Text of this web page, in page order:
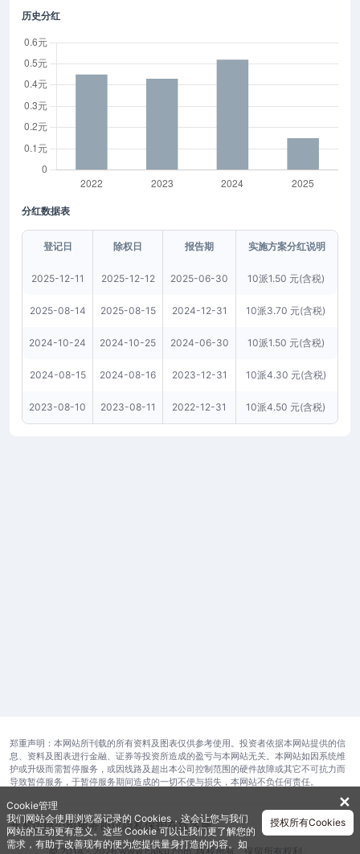
历史分红
分红数据表
登记日 除权日 报告期 实施方案分红说明
2025-12-11 2025-12-12 2025-06-30 10派1.50 元(含税)
2025-08-14 2025-08-15 2024-12-31 10派3.70 元(含税)
2024-10-24 2024-10-25 2024-06-30 10派1.50 元(含税)
2024-08-15 2024-08-16 2023-12-31 10派4.30 元(含税)
2023-08-10 2023-08-11 2022-12-31 10派4.50 元(含税)
郑重声明：本网站所刊载的所有资料及图表仅供参考使用。投资者依据本网站提供的信
息、资料及图表进行金融、证券等投资所造成的盈亏与本网站无关。本网站如因系统维
护或升级而需暂停服务，或因线路及超出本公司控制范围的硬件故障或其它不可抗力而
导致暂停服务，于暂停服务期间造成的一切不便与损失，本网站不负任何责任。
开发运维公司服务协议隐私保护在线客服
© 2014 - 2026 www.caiku.com. 版权所有，保留所有权利。
✕
Cookie管理
我们网站会使用浏览器记录的 Cookies，这会让您与我们
网站的互动更有意义。这些 Cookie 可以让我们更了解您的
需求，有助于改善现有的便为您提供量身打造的内容。如
授权所有Cookies